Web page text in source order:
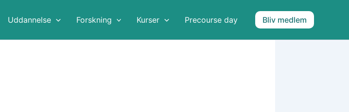
Uddannelse Forskning Kurser Precourse day Bliv medlem